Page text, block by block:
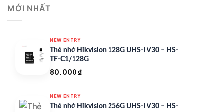
MỚI NHẤT
NEW ENTRY
Thẻ nhớ Hikvision 128G UHS-I V30 – HS-
TF-C1/128G
80.000₫
NEW ENTRY
Thẻ nhớ Hikvision 256G UHS-I V30 – HS-